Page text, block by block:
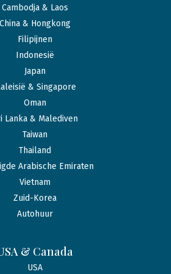
Cambodja & Laos
China & Hongkong
Filipijnen
Indonesië
Japan
& Singapore
Oman
Lanka & Malediven
Taiwan
Thailand
Arabische Emiraten
Vietnam
Zuid-Korea
Autohuur
& Canada
USA